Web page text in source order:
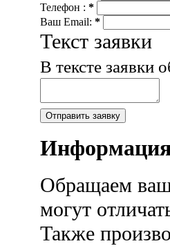
Телефон : *
Ваш Email: *
Текст заявки
В тексте заявки
Обращаем
могут
Также